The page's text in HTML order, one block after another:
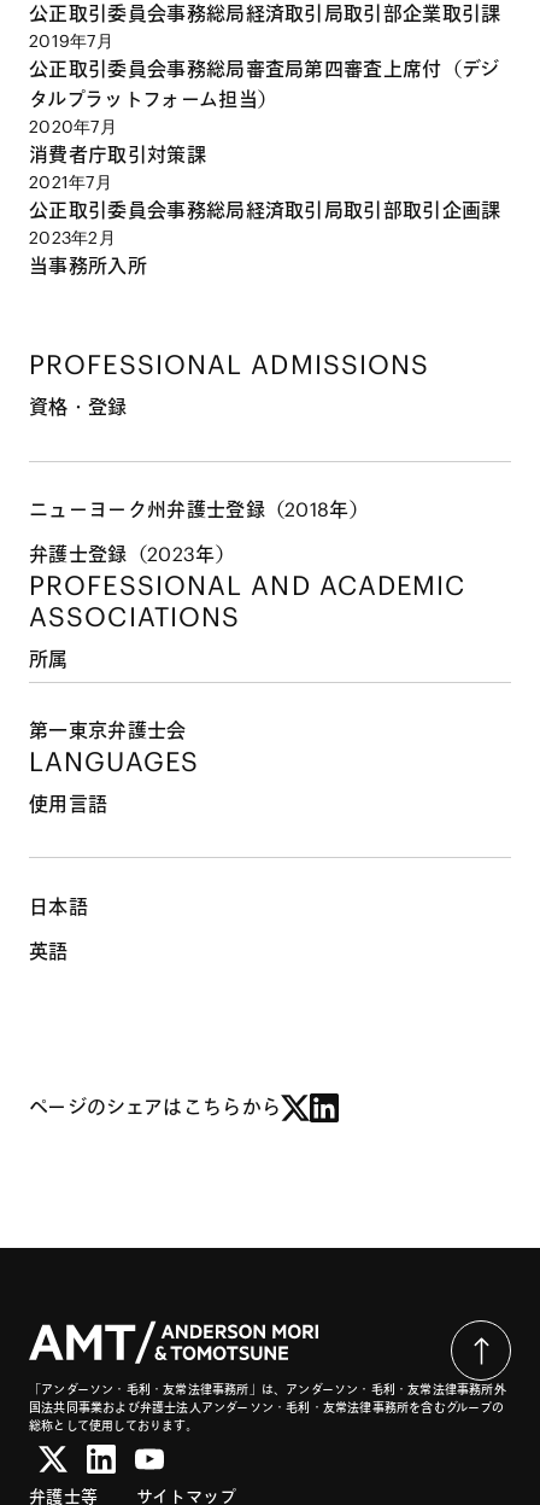
公正取引委員会事務総局経済取引局取引部企業取引課
2019年7月
公正取引委員会事務総局審査局第四審査上席付（デジ
タルプラットフォーム担当）
2020年7月
消費者庁取引対策課
2021年7月
公正取引委員会事務総局経済取引局取引部取引企画課
2023年2月
当事務所入所
PROFESSIONAL ADMISSIONS
資格・登録
ニューヨーク州弁護士登録（2018年）
弁護士登録（2023年）
PROFESSIONAL AND ACADEMIC
ASSOCIATIONS
所属
第一東京弁護士会
LANGUAGES
使用言語
日本語
英語
ページのシェアはこちらから
「アンダーソン・毛利・友常法律事務所」は、アンダーソン・毛利・友常法律事務所外
国法共同事業および弁護士法人アンダーソン・毛利・友常法律事務所を含むグループの
総称として使用しております。
弁護士等 サイトマップ